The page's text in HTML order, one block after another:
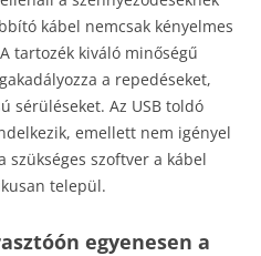
kábel nemcsak kényelmes
tartozék kiváló minőségű
a repedéseket,
sérüléseket. Az USB toldó
emellett nem igényel
szoftver a kábel
települ.
egyenesen a